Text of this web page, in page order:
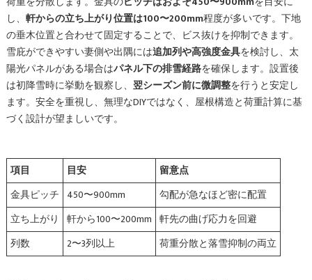
し、 軒からの立ち上がり位置は100〜200mm程度が多いです。下地
の垂木位置と合わせて固定することで、ビス抜けを抑制できます。
雪庇ができやすい妻側や出隅には追加列や高強度金具を検討し、太
陽光パネルがある場合はパネル下の排雪経路を確保します。設置後
は初降雪時に挙動を観察し、 翌シーズン前に微調整を行うと安定し
ます。安全を重視し、無理なDIYではなく、屋根構造と荷重計算に基
づく設計が望ましいです。
項目 目安
留意点
金具ピッチ 450〜900mm
勾配が急なほど密に配置
立ち上がり
軒から100〜200mm 軒先の曲げ応力を回避
列数
2〜3列以上 荷重分散と落雪抑制の両立